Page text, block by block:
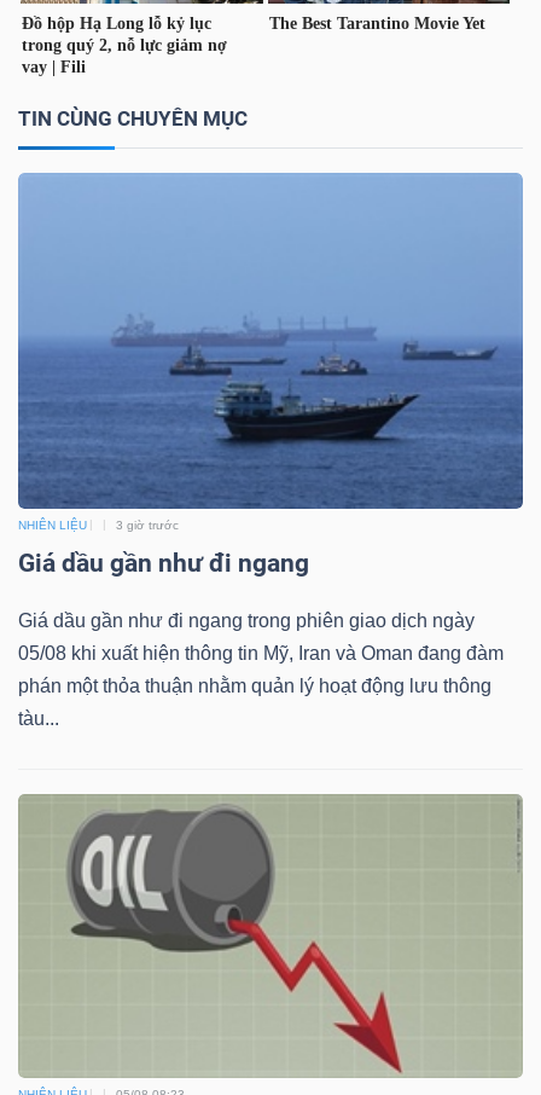
TIN CÙNG CHUYÊN MỤC
NHIÊN LIỆU 3 giờ trước
Giá dầu gần như đi ngang
Giá dầu gần như đi ngang trong phiên giao dịch ngày
05/08 khi xuất hiện thông tin Mỹ, Iran và Oman đang đàm
phán một thỏa thuận nhằm quản lý hoạt động lưu thông
tàu...
YẾU
CHĂM
SÓC
SỨC
KHỎE
TÀI
CHÍNH
CÔNG
NGHỆ
THÔNG
TIN
DỊCH